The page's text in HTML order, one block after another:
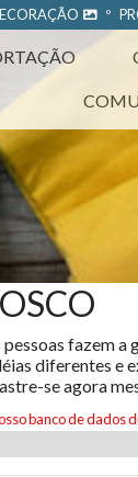
º
fazem a
diferentes e
se agora
banco de dados